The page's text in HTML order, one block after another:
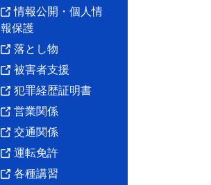
情報公開・個人情
報保護
落とし物
被害者支援
犯罪経歴証明書
営業関係
交通関係
運転免許
各種講習